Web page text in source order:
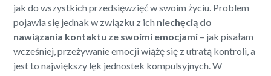
jak do wszystkich przedsięwzięć w swoim życiu. Problem
pojawia się jednak w związku z ich niechęcią do
nawiązania kontaktu ze swoimi emocjami – jak pisałam
wcześniej, przeżywanie emocji wiążę się z utratą kontroli, a
jest to największy lęk jednostek kompulsyjnych. W